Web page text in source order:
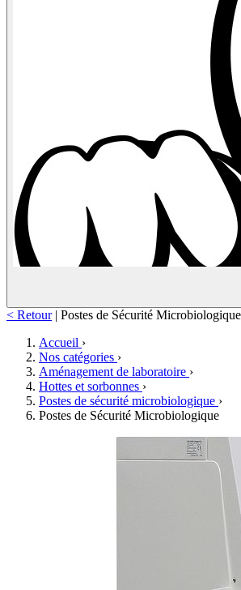
< Retour | Postes de Sécurité Microbiologique
Accueil ›
Nos catégories ›
Aménagement de laboratoire ›
Hottes et sorbonnes ›
Postes de sécurité microbiologique ›
Postes de Sécurité Microbiologique